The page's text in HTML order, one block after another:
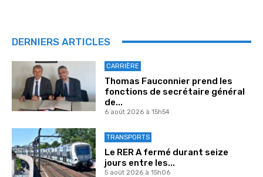
DERNIERS ARTICLES
CARRIÈRE
Thomas Fauconnier prend les
fonctions de secrétaire général
de...
6 août 2026 à 15h54
TRANSPORTS
Le RER A fermé durant seize
jours entre les...
5 août 2026 à 15h06